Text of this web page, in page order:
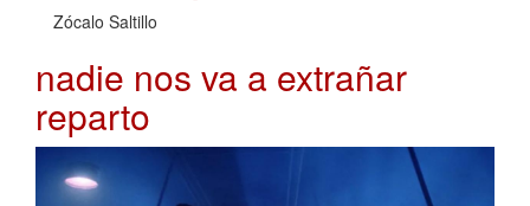
Zócalo Saltillo
nadie nos va a extrañar
reparto